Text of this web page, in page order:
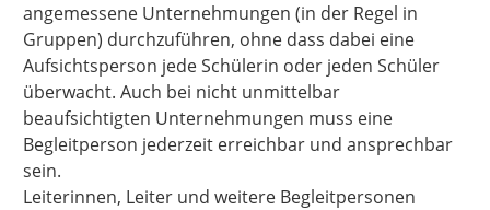
angemessene Unternehmungen (in der Regel in
Gruppen) durchzuführen, ohne dass dabei eine
Aufsichtsperson jede Schülerin oder jeden Schüler
überwacht. Auch bei nicht unmittelbar
beaufsichtigten Unternehmungen muss eine
Begleitperson jederzeit erreichbar und ansprechbar
sein.
Leiterinnen, Leiter und weitere Begleitpersonen